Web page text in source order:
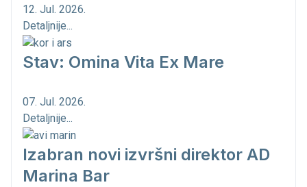
12. Jul. 2026.
Detaljnije...
Stav: Omina Vita Ex Mare
07. Jul. 2026.
Detaljnije...
Izabran novi izvršni direktor AD
Marina Bar